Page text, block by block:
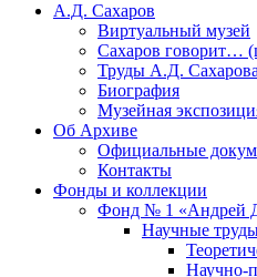
А.Д. Сахаров
Виртуальный музей
Сахаров говорит…
Труды А.Д. Сахарова
Биография
Музейная
Об Архиве
Официальные
Контакты
Фонды и коллекции
Фонд № 1 «Андрей
Научные
Научно-